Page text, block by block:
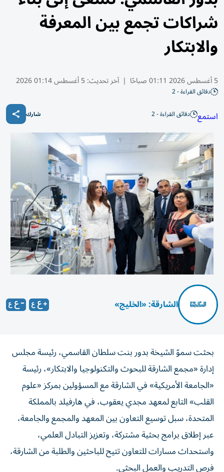
شراكات تجمع بين المعرفة
والابتكار
5 أغسطس 2026 01:11 صباحًا | آخر تحديث:5 أغسطس 01:14 2026
دقائق القراءة - 2
استمع دقائق القراءة - 2 شارك
الشارقة: «الخليج»
بحثت سموّ الشيخة بدور بنت سلطان القاسمي، رئيسة مجلس
إدارة «مجمع الشارقة للبحوث والتكنولوجيا والابتكار»، رئيسة
«الجامعة الأمريكية» في الشارقة مع المسؤولين بمركز «علوم
القلب» التابع لمعهد مجدي يعقوب، في هارفيلد بالمملكة
المتحدة، سبل توسيع التعاون بين المعهد والمجمع والجامعة،
عبر إطلاق برامج بحثية مشتركة، وتعزيز التبادل العلمي،
واستحداث مسارات للتعاون تتيح للباحثين والطلبة من الشارقة،
فرص التدريب والعمل البحثي.